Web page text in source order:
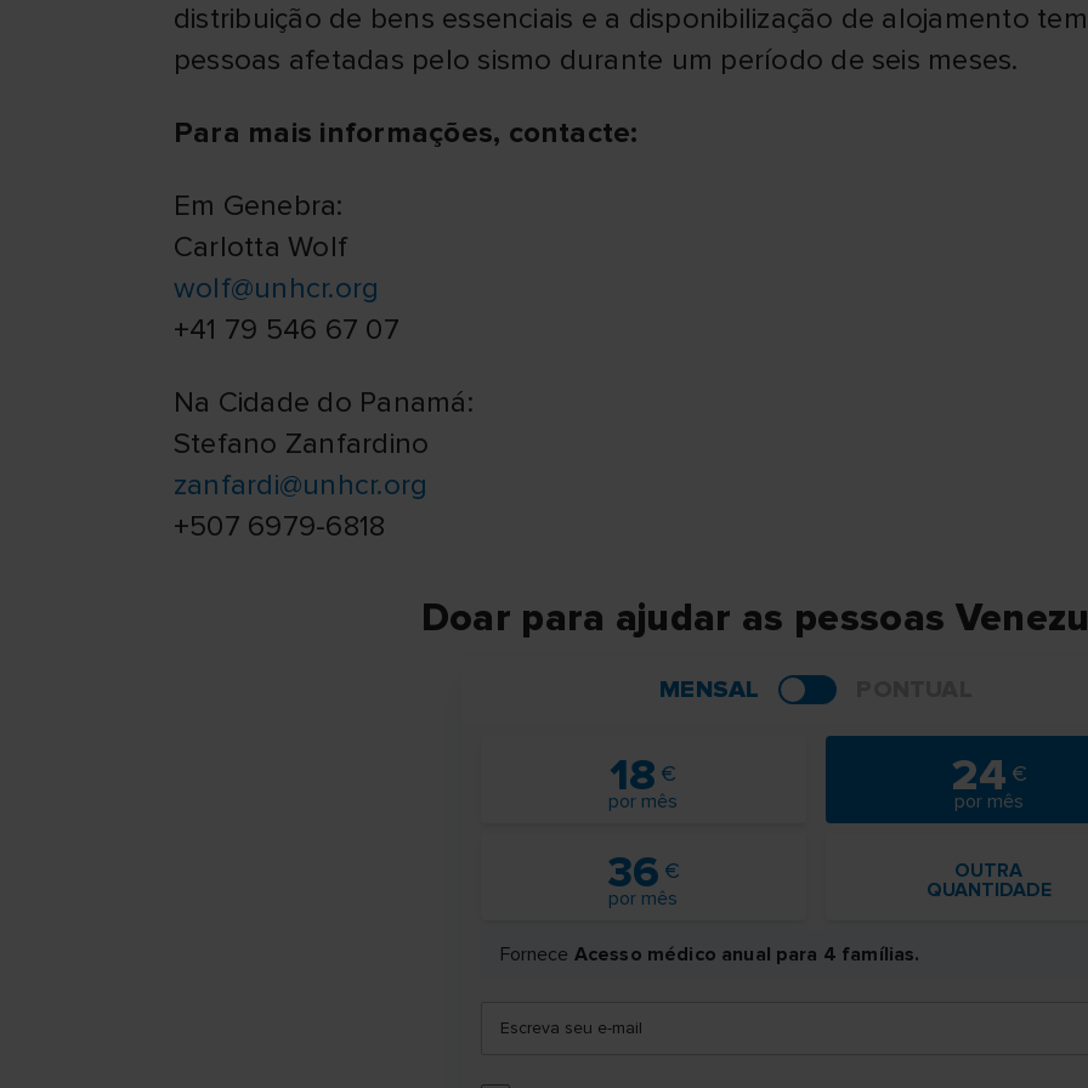
distribuição de bens essenciais e a disponibilização de alojamento
pessoas afetadas pelo sismo durante um período de seis meses.
Para mais informações, contacte:
Em Genebra:
Carlotta Wolf
wolf@unhcr.org
+41 79 546 67 07
Na Cidade do Panamá:
Stefano Zanfardino
zanfardi@unhcr.org
+507 6979-6818
Doar para ajudar as pessoas
MENSAL
18
por mês 24
por mês
36
por mês
OUTRA
QUANTIDADE
Fornece Acesso médico anual para 4 famílias.
Escreva seu e-mail